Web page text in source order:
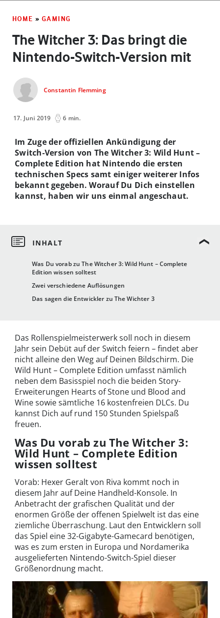
HOME » GAMING
The Witcher 3: Das bringt die
Nintendo-Switch-Version mit
Constantin Flemming
17. Juni 2019 6 min.
Was Du vorab zu The Witcher 3: Wild Hunt – Complete
Edition wissen solltest
Zwei verschiedene Auflösungen
Das sagen die Entwickler zu The Wichter 3
Im Zuge der offiziellen Ankündigung der
Switch-Version von The Witcher 3: Wild Hunt –
Complete Edition hat Nintendo die ersten
technischen Specs samt einiger weiterer Infos
bekannt gegeben. Worauf Du Dich einstellen
kannst, haben wir uns einmal angeschaut.
Das Rollenspielmeisterwerk soll noch in diesem
Jahr sein Debüt auf der Switch feiern – findet aber
nicht alleine den Weg auf Deinen Bildschirm. Die
Wild Hunt – Complete Edition umfasst nämlich
neben dem Basisspiel noch die beiden Story-
Erweiterungen Hearts of Stone und Blood and
Wine sowie sämtliche 16 kostenfreien DLCs. Du
kannst Dich auf rund 150 Stunden Spielspaß
freuen.
Was Du vorab zu The Witcher 3:
Wild Hunt – Complete Edition
wissen solltest
Vorab: Hexer Geralt von Riva kommt noch in
diesem Jahr auf Deine Handheld-Konsole. In
Anbetracht der grafischen Qualität und der
enormen Größe der offenen Spielwelt ist das eine
ziemliche Überraschung. Laut den Entwicklern soll
das Spiel eine 32-Gigabyte-Gamecard benötigen,
was es zum ersten in Europa und Nordamerika
ausgelieferten Nintendo-Switch-Spiel dieser
Größenordnung macht.